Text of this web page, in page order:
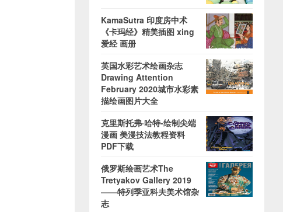
KamaSutra 印度房中术
《卡玛经》精美插图 xing
爱经 画册
英国水彩艺术绘画杂志
Drawing Attention
February 2020城市水彩素
描绘画图片大全
克里斯托弗·哈特-绘制尖端
漫画 美漫技法教程资料
PDF下载
俄罗斯绘画艺术The
Tretyakov Gallery 2019
——特列季亚科夫美术馆杂
志